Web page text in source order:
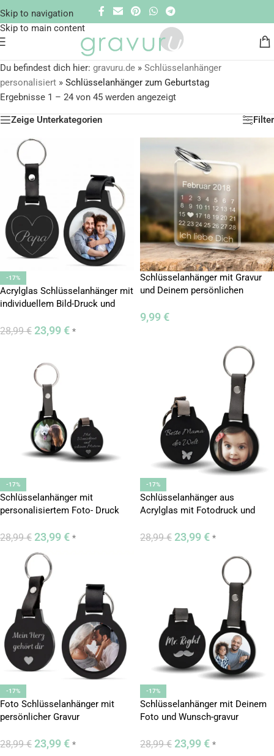
Skip to navigation
Skip to main content
Du befindest dich hier: gravuru.de » Schlüsselanhänger
personalisiert » Schlüsselanhänger zum Geburtstag
Ergebnisse 1 – 24 von 45 werden angezeigt
Zeige Unterkategorien Filter
-17%
Acrylglas Schlüsselanhänger mit
individuellem Bild-Druck und
28,99€ 23,99 € *
Schlüsselanhänger mit Gravur
und Deinem persönlichen
9,99 €
-17%
Schlüsselanhänger mit
personalisiertem Foto- Druck
28,99€ 23,99 € *
-17%
Schlüsselanhänger aus
Acrylglas mit Fotodruck und
28,99€ 23,99 € *
-17%
Foto Schlüsselanhänger mit
persönlicher Gravur
28,99€ 23,99 € *
-17%
Schlüsselanhänger mit Deinem
Foto und Wunsch-gravur
28,99€ 23,99 € *